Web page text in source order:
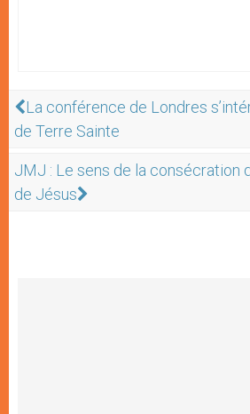
La conférence de Londres
de Terre Sainte
JMJ : Le sens de la consécration
de Jésus